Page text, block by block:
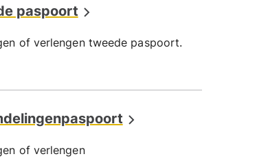
paspoort
of verlengen tweede paspoort.
of verlengen